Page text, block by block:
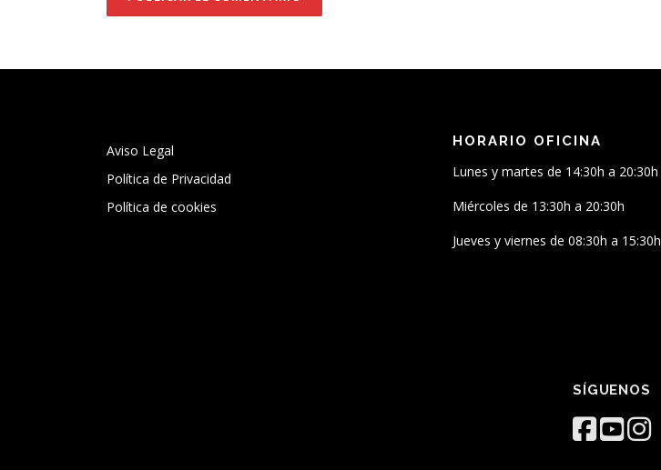
Aviso Legal
Política de Privacidad
Política de cookies
HORARIO OFICINA
Lunes y martes de 14:30h a 20:30h
Miércoles de 13:30h a 20:30h
Jueves y viernes de 08:30h a 15:30h
SÍGUENOS